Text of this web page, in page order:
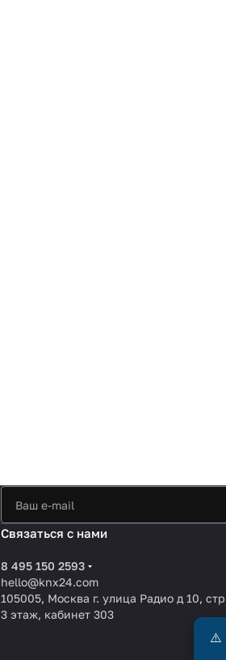
Связаться с нами
8 495 150 2593
hello@knx24.com
105005, Москва г. улица Радио д 10,
3 этаж, кабинет 303
⚠️